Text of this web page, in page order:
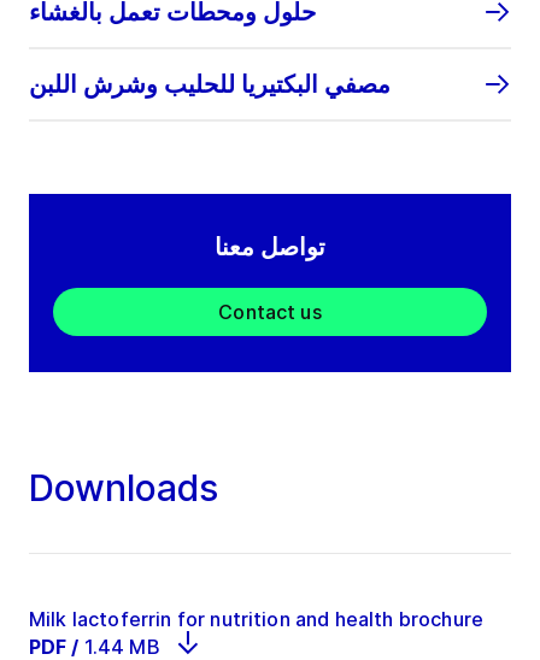
حلول ومحطات تعمل بالغشاء
مصفي البكتيريا للحليب وشرش اللبن
تواصل معنا
Contact us
Downloads
Milk lactoferrin for nutrition and health brochure
PDF / 1.44 MB